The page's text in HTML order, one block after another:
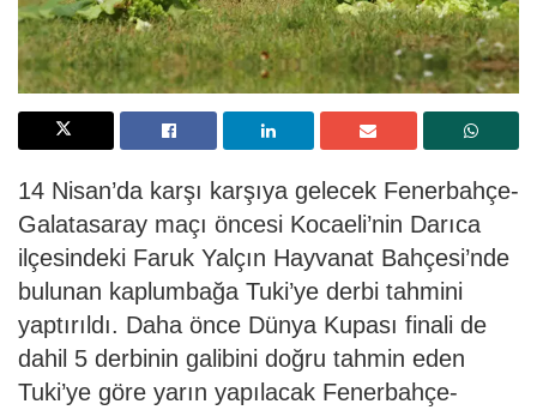
14 Nisan’da karşı karşıya gelecek Fenerbahçe-
Galatasaray maçı öncesi Kocaeli’nin Darıca
ilçesindeki Faruk Yalçın Hayvanat Bahçesi’nde
bulunan kaplumbağa Tuki’ye derbi tahmini
yaptırıldı. Daha önce Dünya Kupası finali de
dahil 5 derbinin galibini doğru tahmin eden
Tuki’ye göre yarın yapılacak Fenerbahçe-